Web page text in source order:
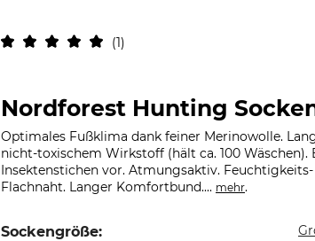
1
Nordforest Hunting
Optimales Fußklima dank feiner Merinowolle.
nicht-toxischem Wirkstoff (hält ca. 100 Wäschen).
Insektenstichen vor. Atmungsaktiv.
Flachnaht. Langer Komfortbund.... mehr.
Sockengröße: